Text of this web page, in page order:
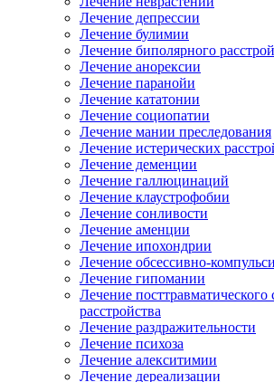
Лечение депрессии
Лечение булимии
Лечение биполярного
Лечение анорексии
Лечение паранойи
Лечение кататонии
Лечение социопатии
Лечение мании преследования
Лечение истерических
Лечение деменции
Лечение галлюцинаций
Лечение клаустрофобии
Лечение сонливости
Лечение аменции
Лечение ипохондрии
Лечение обсессивно-
Лечение гипомании
Лечение посттравматического
расстройства
Лечение раздражительности
Лечение психоза
Лечение алекситимии
Лечение дереализации